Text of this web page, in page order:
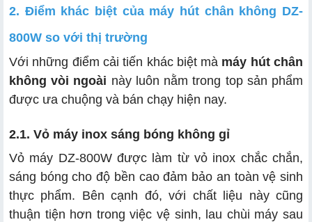
2. Điểm khác biệt của máy hút chân không DZ-
800W so với thị trường
Với những điểm cải tiến khác biệt mà máy hút chân
không vòi ngoài này luôn nằm trong top sản phẩm
được ưa chuộng và bán chạy hiện nay.
2.1. Vỏ máy inox sáng bóng không gỉ
Vỏ máy DZ-800W được làm từ vỏ inox chắc chắn,
sáng bóng cho độ bền cao đảm bảo an toàn vệ sinh
thực phẩm. Bên cạnh đó, với chất liệu này cũng
thuận tiện hơn trong việc vệ sinh, lau chùi máy sau